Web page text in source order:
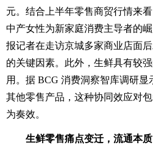
元。结合上半年零售商贸行情来
中产女性为新家庭消费主导者的
报记者在走访京城多家商业店面
的关键因素。此外，生鲜具有较
用。据 BCG 消费洞察智库调研
其他零售产品，这种协同效应对
为奏效。
生鲜零售痛点变迁，流通本